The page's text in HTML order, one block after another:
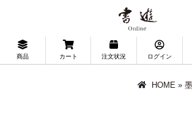
商品 カート 注文状況 ログイン
HOME » 墨